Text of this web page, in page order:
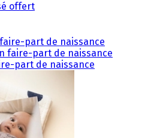
offert
part de naissance
faire-part de naissance
part de naissance